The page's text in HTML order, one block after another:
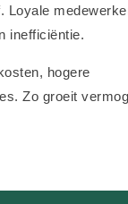
Loyale
inefficiëntie.
hogere
Zo groeit